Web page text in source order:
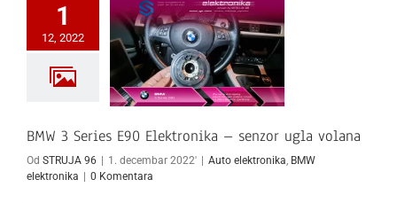
1
12, 2022
BMW 3 Series E90
Elektronika – senzor ugla
volana
BMW
elektronika
BMW 3 Series E90 Elektronika – senzor ugla volana
Od STRUJA 96 1. decembar 2022' Auto elektronika, BMW
elektronika
0 Komentara